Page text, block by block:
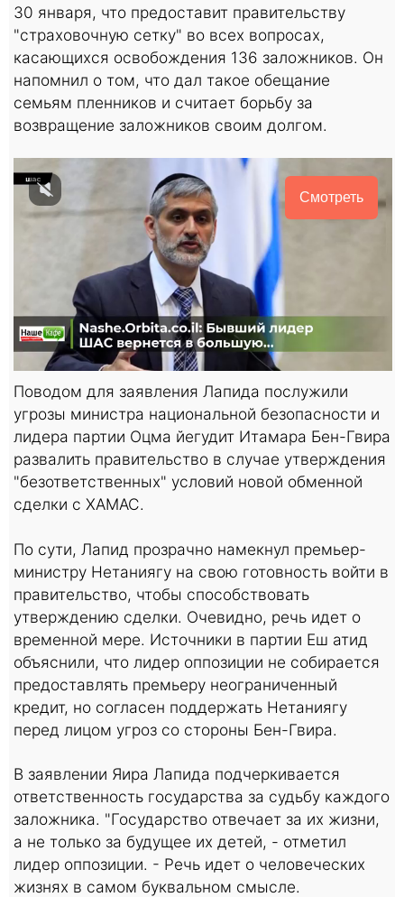
30 января, что предоставит правительству
"страховочную сетку" во всех вопросах,
касающихся освобождения 136 заложников. Он
напомнил о том, что дал такое обещание
семьям пленников и считает борьбу за
возвращение заложников своим долгом.
Смотреть
Поводом для заявления Лапида послужили
угрозы министра национальной безопасности и
лидера партии Оцма йегудит Итамара Бен-Гвира
развалить правительство в случае утверждения
"безответственных" условий новой обменной
сделки с ХАМАС.
По сути, Лапид прозрачно намекнул премьер-
министру Нетаниягу на свою готовность войти в
правительство, чтобы способствовать
утверждению сделки. Очевидно, речь идет о
временной мере. Источники в партии Еш атид
объяснили, что лидер оппозиции не собирается
предоставлять премьеру неограниченный
кредит, но согласен поддержать Нетаниягу
перед лицом угроз со стороны Бен-Гвира.
В заявлении Яира Лапида подчеркивается
ответственность государства за судьбу каждого
заложника. "Государство отвечает за их жизни,
а не только за будущее их детей, - отметил
лидер оппозиции. - Речь идет о человеческих
жизнях в самом буквальном смысле.